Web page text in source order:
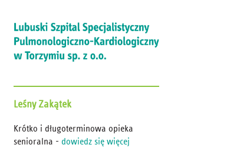
LeśnyZakątek
Krótko i długoterminowa opieka
senioralna - dowiedz się więcej